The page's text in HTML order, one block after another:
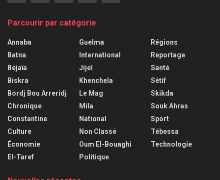
Parcourir par catégorie
Annaba
Batna
Béjaïa
Biskra
Bordj Bou Arreridj
Chronique
Constantine
Culture
Économie
El-Taref
Guelma
International
Jijel
Khenchela
Le Mag
Mila
National
Non Classé
Oum El-Bouaghi
Politique
Régions
Reportage
Santé
Sétif
Skikda
Souk Ahras
Sport
Tébessa
Technologie